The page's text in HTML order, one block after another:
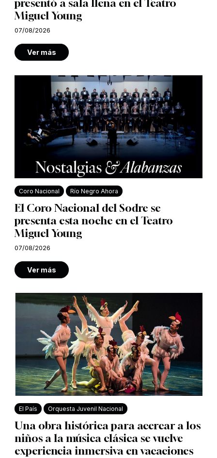
presentó a sala llena en el Teatro
Miguel Young
07/08/2026
Ver más
Coro Nacional Río Negro Ahora
El Coro Nacional del Sodre se
presenta esta noche en el Teatro
Miguel Young
07/08/2026
Ver más
El País Orquesta Juvenil Nacional
Una obra histórica para acercar a los
niños a la música clásica se vuelve
experiencia inmersiva en vacaciones